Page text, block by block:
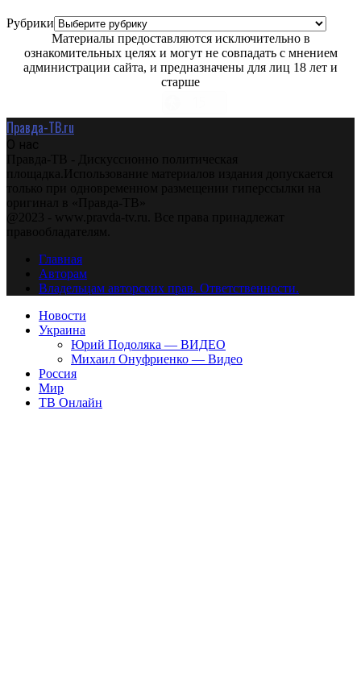
Рубрики
Материалы предоставляются исключительно в
ознакомительных целях и могут не совпадать с мнением
администрации сайта, и предназначены для лиц 18 лет и
старше
Правда-ТВ.ru
О нас
Правда-ТВ - Дискуссионно политическая
площадка.Использование материалов издания допускается
только при одновременном размещении гиперссылки на
оригинал в «Правда-ТВ»
@2023 - www.pravda-tv.ru. Все права принадлежат
правообладателям.
Главная
Авторам
Владельцам авторских прав. Ответственности.
Новости
Украина
Юрий Подоляка — ВИДЕО
Михаил Онуфриенко — Видео
Россия
Мир
ТВ Онлайн